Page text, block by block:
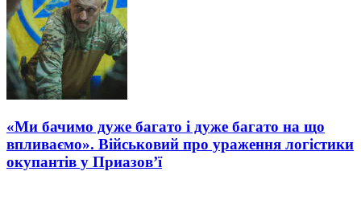
«Ми бачимо дуже багато і дуже багато на що
впливаємо». Військовий про ураження логістики
окупантів у Приазов’ї